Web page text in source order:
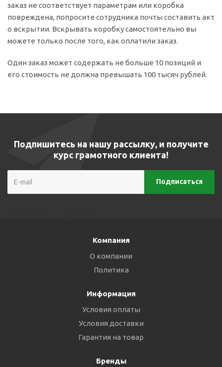
заказ не соответствует параметрам или коробка
повреждена, попросите сотрудника почты составить акт
о вскрытии. Вскрывать коробку самостоятельно вы
можете только после того, как оплатили заказ.
Один заказ может содержать не больше 10 позиций и
его стоимость не должна превышать 100 тысяч рублей.
Подпишитесь на нашу рассылку, и получите
курс грамотного клиента!
Компания
О компании
Политика
Информация
Условия оплаты
Условия доставки
Гарантия на товар
Бренды